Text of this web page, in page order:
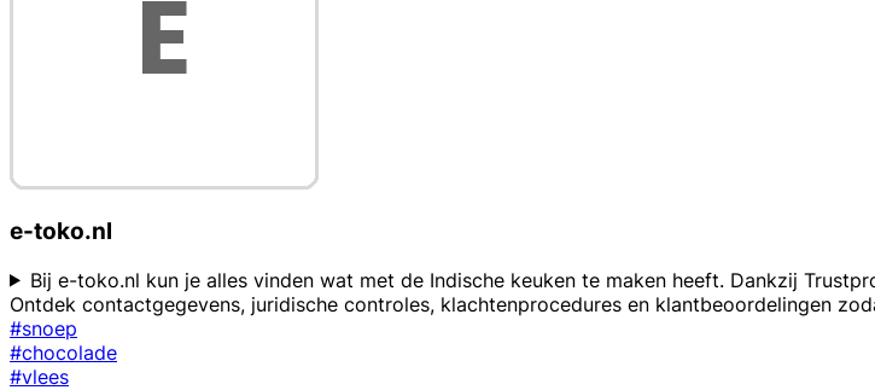
e-toko.nl
Bij e-toko.nl kun je alles vinden wat met de Indische keuken te maken heeft. Dankzij
Ontdek contactgegevens, juridische controles, klachtenprocedures en klantbeoordelingen
#snoep
#chocolade
#vlees